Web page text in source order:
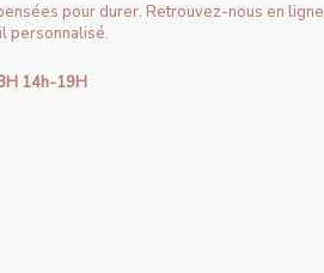
pour durer. Retrouvez-nous en ligne
personnalisé.
14h-19H